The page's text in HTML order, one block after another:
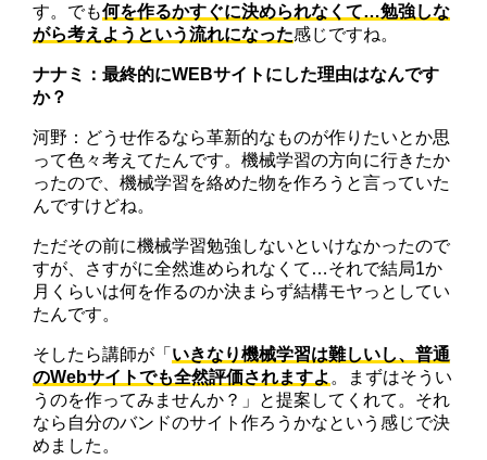
す。でも何を作るかすぐに決められなくて…勉強しな
がら考えようという流れになった感じですね。
ナナミ：最終的にWEBサイトにした理由はなんです
か？
河野：どうせ作るなら革新的なものが作りたいとか思
って色々考えてたんです。機械学習の方向に行きたか
ったので、機械学習を絡めた物を作ろうと言っていた
んですけどね。
ただその前に機械学習勉強しないといけなかったので
すが、さすがに全然進められなくて…それで結局1か
月くらいは何を作るのか決まらず結構モヤっとしてい
たんです。
そしたら講師が「 いきなり機械学習は難しいし、普通
のWebサイトでも全然評価されますよ 。まずはそうい
うのを作ってみませんか？」と提案してくれて。それ
なら自分のバンドのサイト作ろうかなという感じで決
めました。